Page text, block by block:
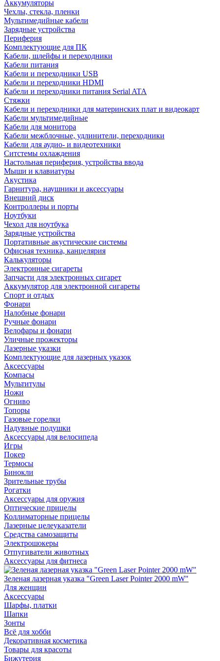
Аккумуляторы
Чехлы, стекла, пленки
Мультимедийные кабели
Зарядные устройства
Периферия
Комплектующие для ПК
Кабели, шлейфы и переходники
Кабели питания
Кабели и переходники USB
Кабели и переходники HDMI
Кабели и переходники питания Serial ATA
Стяжки
Кабели и переходники для материнских плат и видеокарт
Кабели мультимедийные
Кабели для монитора
Кабели межблочные, удлинители, переходники
Кабели для аудио- и видеотехники
Ситстемы охлаждения
Настольная периферия, устройства ввода
Мыши и клавиатуры
Акустика
Гарнитура, наушники и аксессуары
Внешний диск
Контроллеры и порты
Ноутбуки
Чехол для ноутбука
Зарядные устройства
Портативные акустические системы
Офисная техника, канцелярия
Калькуляторы
Электронные сигареты
Запчасти для электронных сигарет
Аккумулятор для электронной сигареты
Спорт и отдых
Фонари
Налобные фонари
Ручные фонари
Велофары и фонари
Уличные прожекторы
Лазерные указки
Комплектующие для лазерных указок
Аксессуары
Компасы
Мультитулы
Ножи
Огниво
Топоры
Газовые горелки
Надувные подушки
Аксессуары для велосипеда
Игры
Покер
Термосы
Бинокли
Зрительные трубы
Рогатки
Аксессуары для оружия
Оптические прицелы
Коллиматорные прицелы
Лазерные целеуказатели
Средства самозащиты
Электрошокеры
Отпугиватели животных
Аксессуары для фитнеса
Зеленая лазерная указка "Green Laser Pointer 2000 mW"
Для женщин
Аксессуары
Шарфы, платки
Шапки
Зонты
Всё для хобби
Декоративная косметика
Товары для красоты
Бижутерия